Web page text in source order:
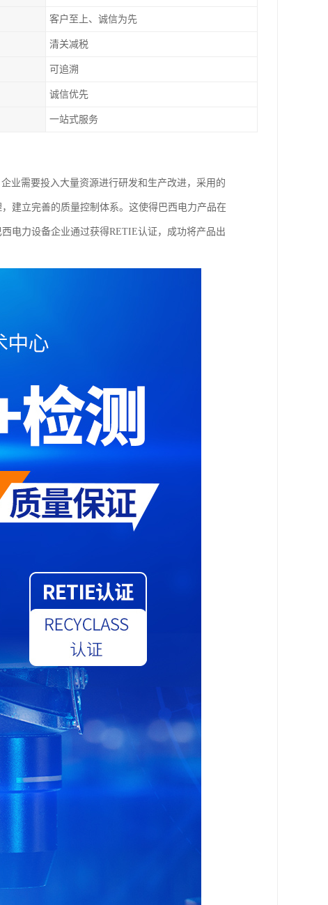
客户至上、诚信为先
清关减税
可追溯
诚信优先
一站式服务
业需要投入大量资源进行研发和生产改进，采用的
建立完善的质量控制体系。这使得巴西电力产品在
电力设备企业通过获得RETIE认证，成功将产品出